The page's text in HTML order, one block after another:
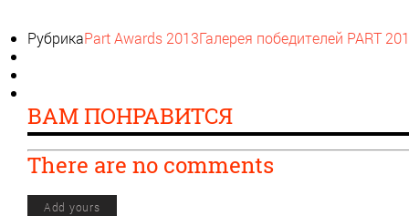
РубрикаPart Awards 2013Галерея победителей PART
ВАМ ПОНРАВИТСЯ
There are no comments
Add yours